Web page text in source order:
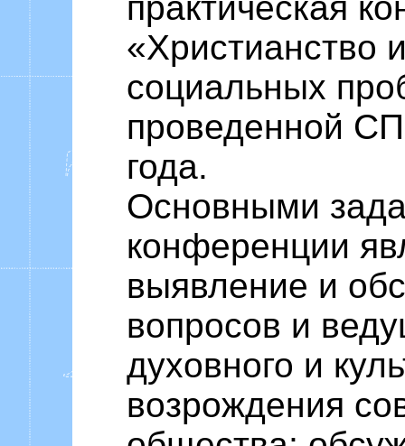
«Христианство
социальных
проведенной
года.
Основными
конференции
выявление и
вопросов и
духовного и
возрождения